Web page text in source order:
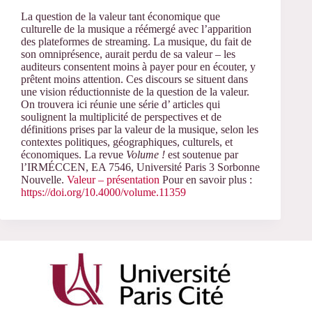
La question de la valeur tant économique que
culturelle de la musique a réémergé avec l’apparition
des plateformes de streaming. La musique, du fait de
son omniprésence, aurait perdu de sa valeur – les
auditeurs consentent moins à payer pour en écouter, y
prêtent moins attention. Ces discours se situent dans
une vision réductionniste de la question de la valeur.
On trouvera ici réunie une série d’ articles qui
soulignent la multiplicité de perspectives et de
définitions prises par la valeur de la musique, selon les
contextes politiques, géographiques, culturels, et
économiques. La revue Volume ! est soutenue par
l’IRMÉCCEN, EA 7546, Université Paris 3 Sorbonne
Nouvelle. Valeur – présentation Pour en savoir plus :
https://doi.org/10.4000/volume.11359